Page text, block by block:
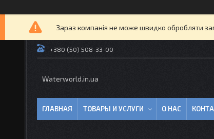
Зараз компанія не може швидко обробляти
+380 (50) 508-33-00
Waterworld.in.ua
ГЛАВНАЯ ТОВАРЫ И УСЛУГИ О НАС